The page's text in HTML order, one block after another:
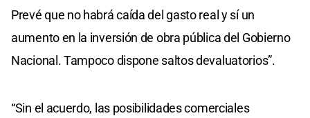
Prevé que no habrá caída del gasto real y sí un
aumento en la inversión de obra pública del Gobierno
Nacional. Tampoco dispone saltos devaluatorios”.
“Sin el acuerdo, las posibilidades comerciales